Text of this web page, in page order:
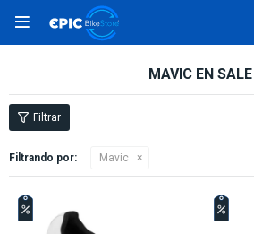

MAVIC EN SALE
Filtrando por: Mavic